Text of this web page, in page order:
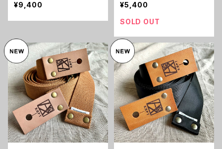
ランス軍放出素材のギター
ストラップ/pfrmbrna1】
¥9,400
リエステル綿素材のギター
ストラップ/pdsdmkta2】
¥5,400
SOLD OUT